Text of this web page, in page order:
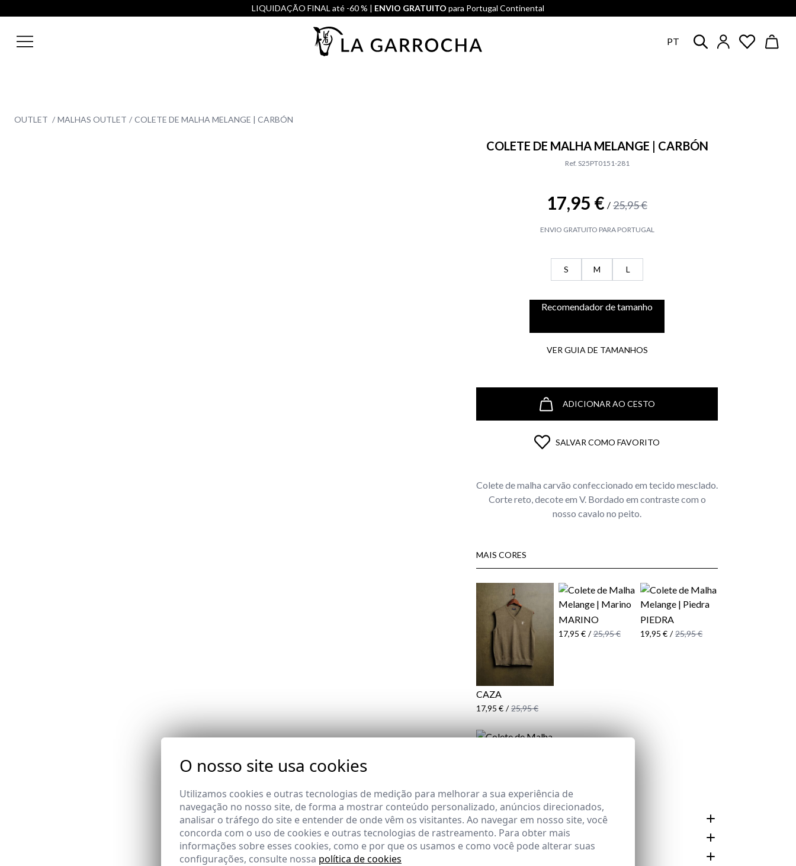
LIQUIDAÇÃO FINAL até -60 % | ENVIO GRATUITO para Portugal Continental
PT
OUTLET MALHAS OUTLET COLETE DE MALHA MELANGE | CARBÓN
COLETE DE MALHA MELANGE | CARBÓN
Ref. S25PT0151-281
17,95 € / 25,95 €
ENVIO GRATUITO PARA PORTUGAL
S M L
Recomendador de tamanho
VER GUIA DE TAMANHOS
ADICIONAR AO CESTO
SALVAR COMO FAVORITO
Colete de malha carvão confeccionado em tecido mesclado.
Corte reto, decote em V. Bordado em contraste com o
nosso cavalo no peito.
MAIS CORES
CAZA
17,95 € / 25,95 €
MARINO
17,95 € / 25,95 €
PIEDRA
19,95 € / 25,95 €
COMPOSIÇÃO E CUIDADO
ENTREGA
DEVOLUÇÃO
O nosso site usa cookies
Utilizamos cookies e outras tecnologias de medição para melhorar a sua experiência de
navegação no nosso site, de forma a mostrar conteúdo personalizado, anúncios direcionados,
analisar o tráfego do site e entender de onde vêm os visitantes. Ao navegar em nosso site, você
concorda com o uso de cookies e outras tecnologias de rastreamento. Para obter mais
informações sobre esses cookies, como e por que os usamos e como você pode alterar suas
configurações, consulte nossa política de cookies